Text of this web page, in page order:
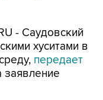
- Саудовский
хуситами в
передает
заявление